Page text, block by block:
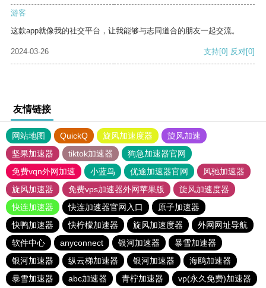
游客
这款app就像我的社交平台，让我能够与志同道合的朋友一起交流。
2024-03-26 支持[0] 反对[0]
友情链接
网站地图 QuickQ 旋风加速度器
旋风加速
坚果加速器
tiktok加速器
狗急加速器官网
免费vqn外网加速
小蓝鸟 优途加速器官网
风驰加速器
旋风加速器
免费vps加速器外网苹果版
旋风加速度器
快连加速器
快连加速器官网入口
原子加速器
快鸭加速器
快柠檬加速器 旋风加速度器
外网网址导航
软件中心
anyconnect 银河加速器
暴雪加速器
银河加速器
纵云梯加速器 银河加速器
海鸥加速器
暴雪加速器
abc加速器 青柠加速器 vp(永久免费)加速器